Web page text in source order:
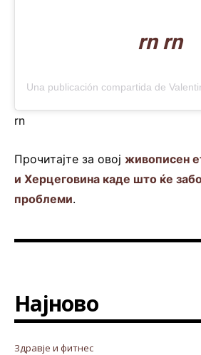
rn rn
rn
Прочитајте за овој живописен
и Херцеговина каде што ќе
проблеми.
Најново
Здравје и фитнес